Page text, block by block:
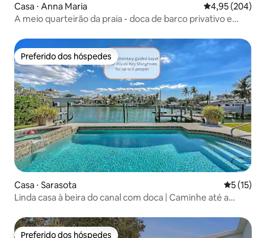
Casa ⋅ Anna Maria 4,95 de uma
4,95 (204)
A meio quarteirão da praia - doca de barco privativo e
Preferido dos hóspedes
Preferido dos hóspedes
Casa ⋅ Sarasota 5 de uma
5 (15)
Linda casa à beira do canal com doca | Caminhe até a
Preferido dos hóspedes